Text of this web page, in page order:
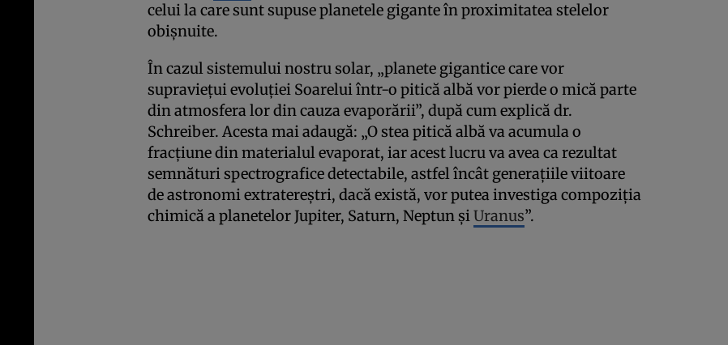
celui la care sunt supuse planetele gigante în proximitatea stelelor
obişnuite.
În cazul sistemului nostru solar, „planete gigantice care vor
supravieţui evoluţiei Soarelui într-o pitică albă vor pierde o mică parte
din atmosfera lor din cauza evaporării”, după cum explică dr.
Schreiber. Acesta mai adaugă: „O stea pitică albă va acumula o
fracţiune din materialul evaporat, iar acest lucru va avea ca rezultat
semnături spectrografice detectabile, astfel încât generaţiile viitoare
de astronomi extratereştri, dacă există, vor putea investiga compoziţia
chimică a planetelor Jupiter, Saturn, Neptun şiUranus”.